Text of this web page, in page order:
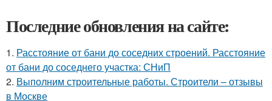
Последние обновления на сайте:
1. Расстояние от бани до соседних строений. Расстояние
от бани до соседнего участка: СНиП
2. Выполним строительные работы. Строители – отзывы
в Москве